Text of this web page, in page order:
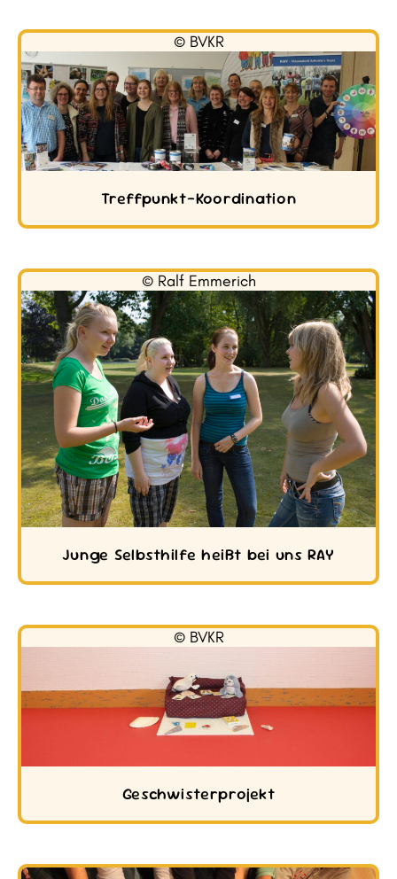
Treffpunkt-Koordination
© BVKR
Junge Selbsthilfe heißt bei uns RAY
© Ralf Emmerich
Geschwisterprojekt
© BVKR